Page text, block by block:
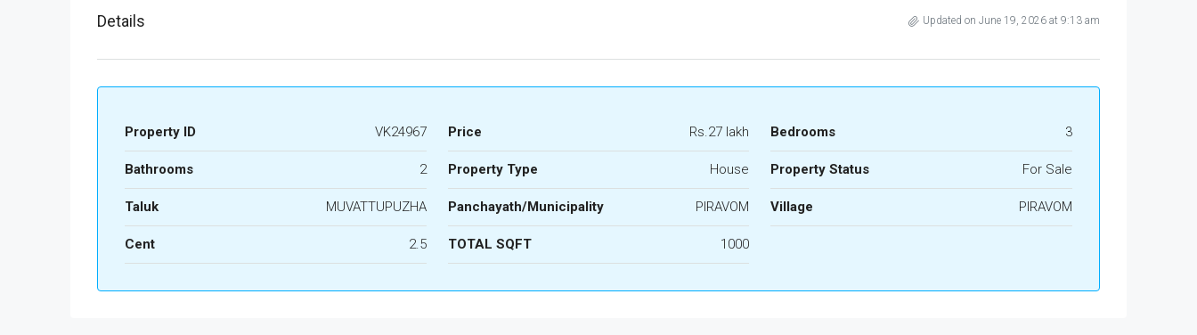
Details Updated on June 19, 2026 at 9:13 am
Property ID VK24967 Price Rs.27 lakh Bedrooms 3
Bathrooms 2 Property Type House Property Status For Sale
Taluk MUVATTUPUZHA Panchayath/Municipality PIRAVOM Village PIRAVOM
Cent 2.5 TOTAL SQFT 1000